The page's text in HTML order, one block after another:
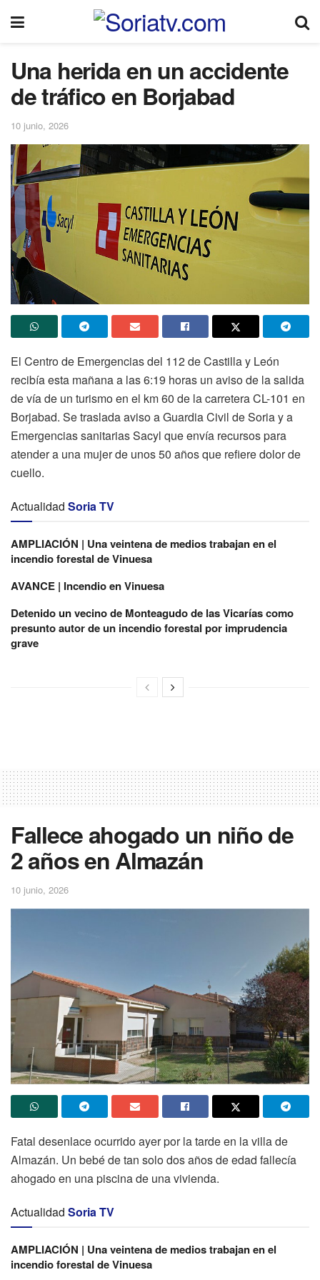
Una herida en un accidente
de tráfico en Borjabad
10 junio, 2026
El Centro de Emergencias del 112 de Castilla y León
recibía esta mañana a las 6:19 horas un aviso de la salida
de vía de un turismo en el km 60 de la carretera CL-101 en
Borjabad. Se traslada aviso a Guardia Civil de Soria y a
Emergencias sanitarias Sacyl que envía recursos para
atender a una mujer de unos 50 años que refiere dolor de
cuello.
Actualidad Soria TV
AMPLIACIÓN | Una veintena de medios trabajan en el
incendio forestal de Vinuesa
AVANCE | Incendio en Vinuesa
Detenido un vecino de Monteagudo de las Vicarías como
presunto autor de un incendio forestal por imprudencia
grave
Fallece ahogado un niño de
2 años en Almazán
10 junio, 2026
Fatal desenlace ocurrido ayer por la tarde en la villa de
Almazán. Un bebé de tan solo dos años de edad fallecía
ahogado en una piscina de una vivienda.
Actualidad Soria TV
AMPLIACIÓN | Una veintena de medios trabajan en el
incendio forestal de Vinuesa